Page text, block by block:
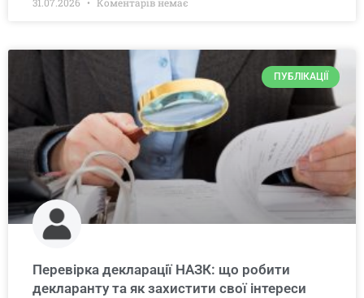
31.07.2026 Коментарів немає
ПУБЛІКАЦІЇ
Перевірка декларації НАЗК: що робити
декларанту та як захистити свої інтереси